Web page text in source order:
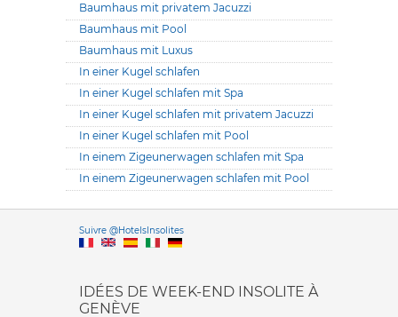
Baumhaus mit privatem Jacuzzi
Baumhaus mit Pool
Baumhaus mit Luxus
In einer Kugel schlafen
In einer Kugel schlafen mit Spa
In einer Kugel schlafen mit privatem Jacuzzi
In einer Kugel schlafen mit Pool
In einem Zigeunerwagen schlafen mit Spa
In einem Zigeunerwagen schlafen mit Pool
Suivre @HotelsInsolitesVersione
IDÉES DE WEEK-END INSOLITE À
GENÈVE